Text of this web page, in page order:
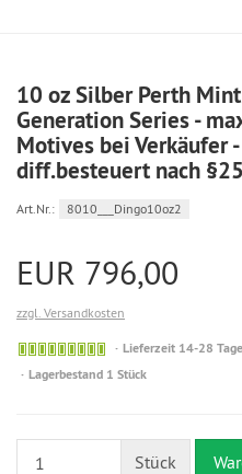
10 oz Silber Perth
Generation Series -
Motives bei Verkäufer -
diff.besteuert nach
Art.Nr.: 8010___Dingo10oz2
EUR 796,00
zzgl. Versandkosten
Bestellung
möglich
Lieferzeit 14-28 Tage
Lagerbestand 1 Stück
Stück